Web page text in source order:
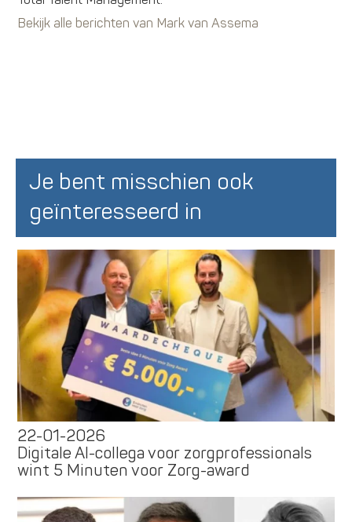
Bekijk alle berichten van Mark van Assema
Je bent misschien ook
geïnteresseerd in
22-01-2026
Digitale AI-collega voor zorgprofessionals
wint 5 Minuten voor Zorg-award